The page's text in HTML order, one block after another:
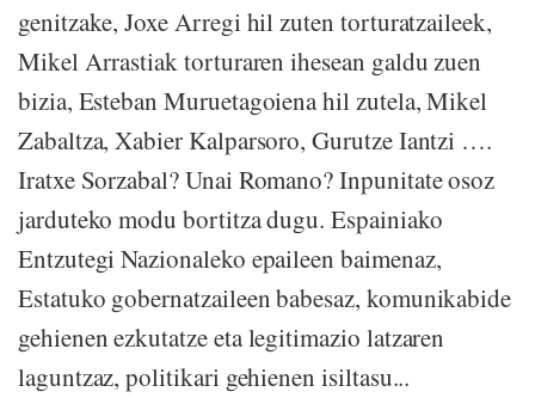
genitzake, Joxe Arregi hil zuten torturatzaileek,
Mikel Arrastiak torturaren ihesean galdu zuen
bizia, Esteban Muruetagoiena hil zutela, Mikel
Zabaltza, Xabier Kalparsoro, Gurutze Iantzi ….
Iratxe Sorzabal? Unai Romano? Inpunitate osoz
jarduteko modu bortitza dugu. Espainiako
Entzutegi Nazionaleko epaileen baimenaz,
Estatuko gobernatzaileen babesaz, komunikabide
gehienen ezkutatze eta legitimazio latzaren
laguntzaz, politikari gehienen isiltasu...